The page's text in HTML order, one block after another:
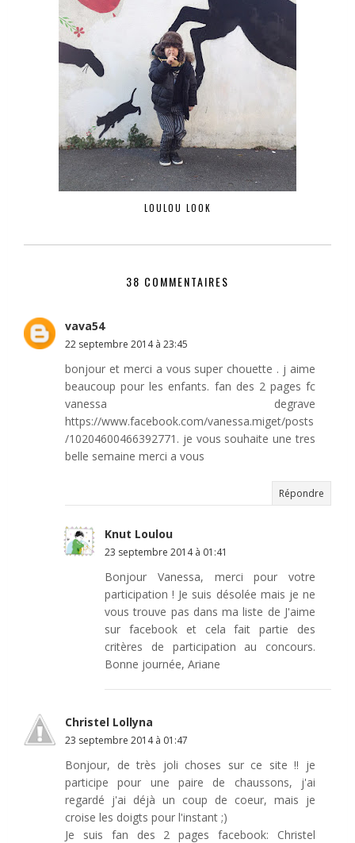
LOULOU LOOK
38 COMMENTAIRES
vava54
22 septembre 2014 à 23:45
bonjour et merci a vous super chouette . j aime
beaucoup pour les enfants. fan des 2 pages fc
vanessa degrave
https://www.facebook.com/vanessa.miget/posts
/10204600466392771. je vous souhaite une tres
belle semaine merci a vous
Répondre
Knut Loulou
23 septembre 2014 à 01:41
Bonjour Vanessa, merci pour votre
participation ! Je suis désolée mais je ne
vous trouve pas dans ma liste de J'aime
sur facebook et cela fait partie des
critères de participation au concours.
Bonne journée, Ariane
Christel Lollyna
23 septembre 2014 à 01:47
Bonjour, de très joli choses sur ce site !! je
participe pour une paire de chaussons, j'ai
regardé j'ai déjà un coup de coeur, mais je
croise les doigts pour l'instant ;)
Je suis fan des 2 pages facebook: Christel